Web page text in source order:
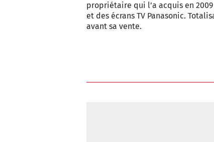
propriétaire qui l’a acquis en
et des écrans TV Panasonic.
avant sa vente.